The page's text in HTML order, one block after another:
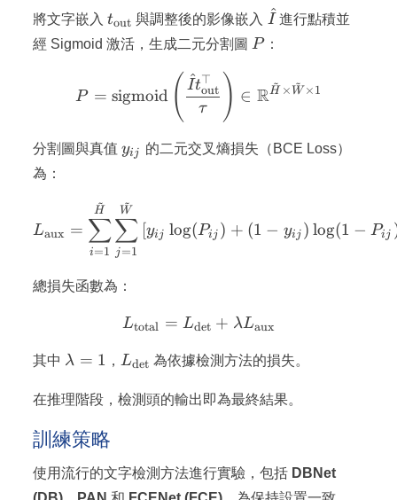
將文字嵌入t_\text{out}
tout 與調整後的影像嵌入 \hat{I}
I^進行點積並
經 Sigmoid 激活，生成二元分割圖 P
P ：
P =
P = sigmoid ( τ
I^tout
⊤ ) ∈ RH
~
× W
~
×1
分割圖與真值y_{ij}
yij
的二元交叉熵損失（BCE Loss）
為：
Laux =
i=1
∑
H
~
j =1
∑
W
~
[yij log(Pij ) + (1 − yij ) log(1 − Pij
總損失函數為：
L_\text{total} =
Ltotal = Ldet + λLaux
其中 \lambda
λ = 1 ， L_\text{det}
Ldet 為依據檢測方法的損失。
在推理階段，檢測頭的輸出即為最終結果。
訓練策略
使用流行的文字檢測方法進行實驗，包括 DBNet